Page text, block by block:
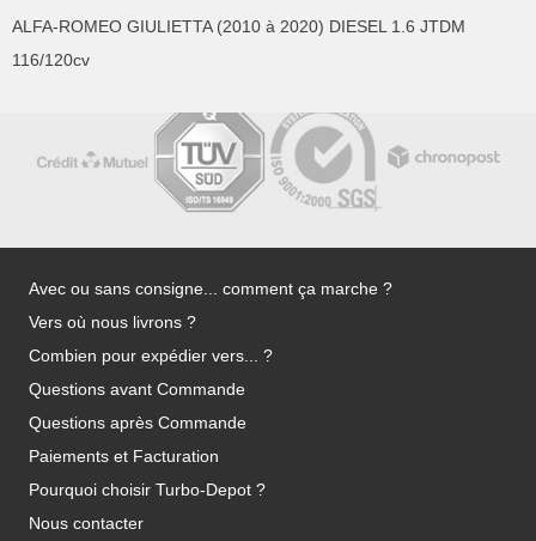
ALFA-ROMEO GIULIETTA (2010 à 2020) DIESEL 1.6 JTDM
116/120cv
Avec ou sans consigne... comment ça marche ?
Vers où nous livrons ?
Combien pour expédier vers... ?
Questions avant Commande
Questions après Commande
Paiements et Facturation
Pourquoi choisir Turbo-Depot ?
Nous contacter